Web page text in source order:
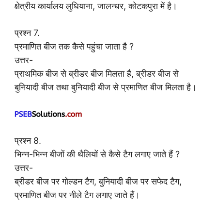
क्षेत्रीय कार्यालय लुधियाना, जालन्धर, कोटकपुरा में है।
प्रश्न 7.
प्रमाणित बीज तक कैसे पहुंचा जाता है ?
उत्तर-
प्राथमिक बीज से ब्रीडर बीज मिलता है, ब्रीडर बीज से
बुनियादी बीज तथा बुनियादी बीज से प्रमाणित बीज मिलता है।
प्रश्न 8.
भिन्न-भिन्न बीजों की थैलियों से कैसे टैग लगाए जाते हैं ?
उत्तर-
ब्रीडर बीज पर गोल्डन टैग, बुनियादी बीज पर सफेद टैग,
प्रमाणित बीज पर नीले टैग लगाए जाते हैं।